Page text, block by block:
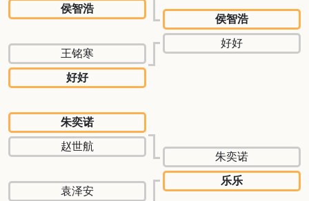
侯智浩
王铭寒
好好
朱奕诺
赵世航
袁泽安
侯智浩
好好
朱奕诺
乐乐